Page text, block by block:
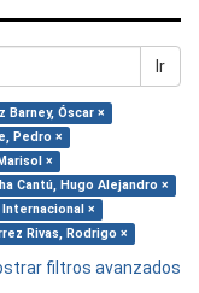
Ir
Barney, Óscar ×
Pedro ×
×
Cantú, Hugo Alejandro ×
×
Rivas, Rodrigo ×
filtros avanzados